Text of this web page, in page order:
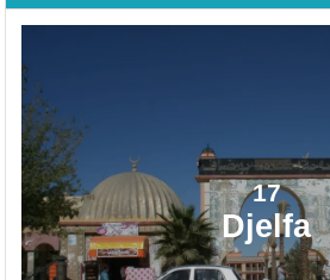
17
Djelfa